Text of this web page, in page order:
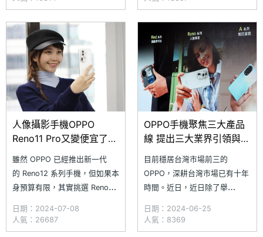
或是電池續航愈來愈不堪使用，
出門還得依賴行動電源，那麼現
在或許是維修換零件的好時機。
究竟
當不錯。各位最近如果想輕鬆入
手 Reno 系列手機，那麼擁有
5,000 萬畫素主鏡頭、3,200
萬畫素前鏡頭的 Reno11 系列肯
定是很好的選擇，
人像攝影手機OPPO
Reno11 Pro又變便宜了！
(2024.7)
雖然 OPPO 已經推出新一代
的 Reno12 系列手機，但如果本
身預算有限，其實挑選 Reno11
Reno11 Pro 5G 還具備 IMX890
旗艦感光元件，結合 AI 演算法
日期：2024-07-08
人氣：26687
OPPO手機聚焦三大產品
線 提出三大業界引領與五
目前穩居台灣市場前三的
OPPO，深耕台灣市場已有十年
時間。近日，近日除了舉
「快門按下，故事才剛開始」，
也分享未來十年將透過三大業界
日期：2024-06-25
人氣：8369